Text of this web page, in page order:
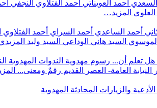
السعدي أحمد العويناتي أحمد الفتلاوي النجفي
المزيد…
أحمد الساعدي أحمد السراي أحمد الفتلاوي
السيد هاني الوداعي السيد وليد
هل تعلم أن... رسوم مهدوية الندوات المهدوية
النيابة العامة- العصر القديم رقمٌ ومعنى...
الأدعية والزيارات المحادثة المهدوية